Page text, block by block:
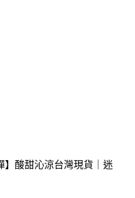
】酸甜沁涼台灣現貨｜迷